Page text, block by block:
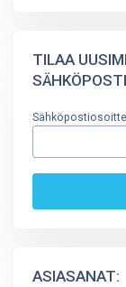
TILAA
ASIASANAT: